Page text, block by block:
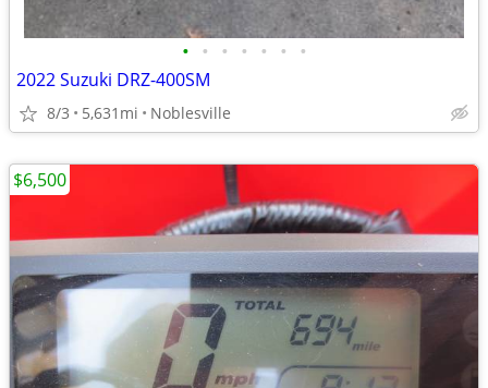
• • • • • • •
2022 Suzuki DRZ-400SM
8/3 5,631mi Noblesville
$6,500